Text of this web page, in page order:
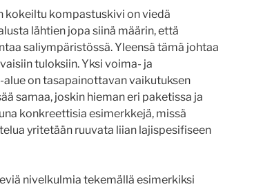
kokeiltu kompastuskivi on viedä
lähtien jopa siinä määrin, että
saliympäristössä. Yleensä tämä johtaa
tuloksiin. Yksi voima- ja
on tasapainottavan vaikutuksen
samaa, joskin hieman eri paketissa ja
konkreettisia esimerkkejä, missä
yritetään ruuvata liian lajispesifiseen
nivelkulmia tekemällä esimerkiksi